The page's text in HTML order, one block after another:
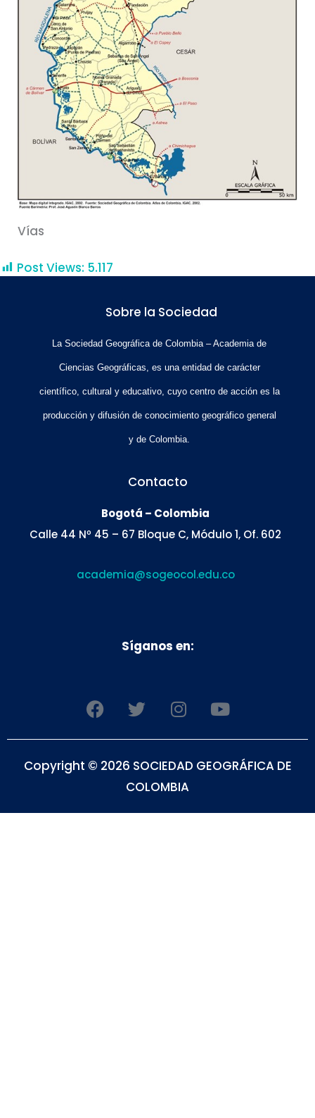
Vías
Post Views: 5.117
Sobre la Sociedad
La Sociedad Geográfica de Colombia – Academia de
Ciencias Geográficas, es una entidad de carácter
científico, cultural y educativo, cuyo centro de acción es la
producción y difusión de conocimiento geográfico general
y de Colombia.
Contacto
Bogotá – Colombia
Calle 44 Nº 45 – 67 Bloque C, Módulo 1, Of. 602
academia@sogeocol.edu.co
Síganos en:
F
a
c
b
T
w
i
t
e
I
n
s
a
g
Y
o
u
u
Copyright © 2026 SOCIEDAD GEOGRÁFICA DE
COLOMBIA